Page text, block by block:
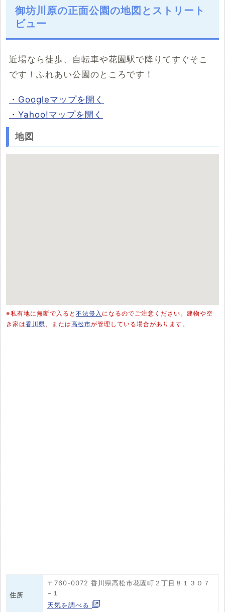
御坊川原の正面公園の地図とストリート
ビュー
近場なら徒歩、自転車や花園駅で降りてすぐそこ
です！ふれあい公園のところです！
・Googleマップを開く
・Yahoo!マップを開く
地図
※私有地に無断で入ると 不法侵入 になるのでご注意ください。建物や空
き家は香川県 、または高松市が管理している場合があります。
住所
〒760-0072 香川県高松市花園町２丁目８１３０７
−１
天気を調べる